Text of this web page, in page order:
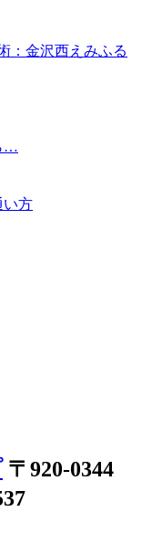
：金沢西えみふる
…
い方
〒920-0344